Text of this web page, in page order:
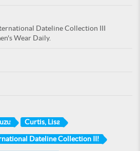
Dateline Collection III
Wear Daily.
Curtis, Lisa
Dateline Collection III